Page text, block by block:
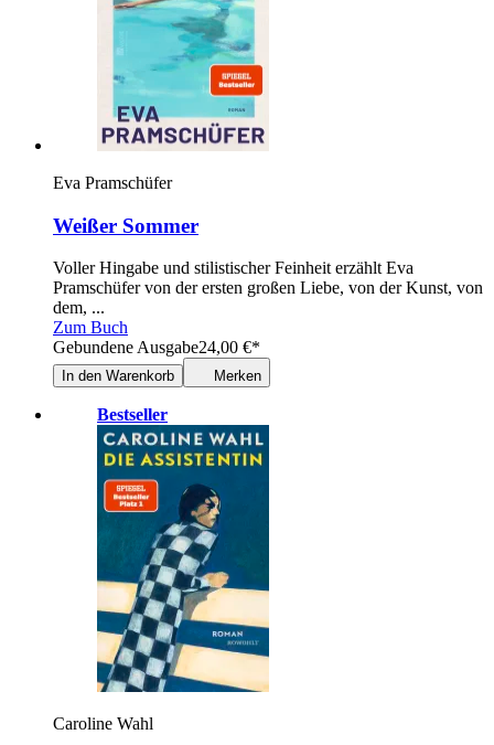
Eva Pramschüfer
Weißer Sommer
Voller Hingabe und stilistischer Feinheit erzählt Eva
Pramschüfer von der ersten großen Liebe, von der Kunst, von
dem, ...
Zum Buch
Gebundene Ausgabe24,00 €*
In den Warenkorb Merken
Bestseller
Caroline Wahl